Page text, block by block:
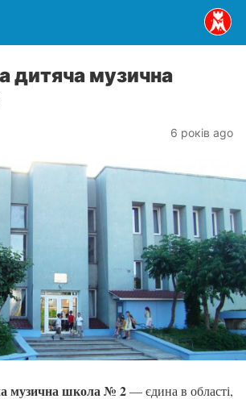
дитяча музична
6 років ago
музична школа № 2— єдина в області,